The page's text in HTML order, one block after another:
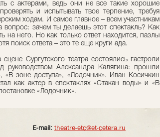
с актерами, ведь они не все такие хорошие
и испытывать твое терпение, требуя
ходам. И самое главное – всем участникам
вопрос: зачем ты делаешь этот спектакль? Как
на него. Но как только ответ находится, пазлы
поиск ответа – это те еще круги ада.
Сургутского театра состоялись гастроли
руководством Александра Калягина: прошли
«В зоне доступа», «Лодочник». Иван Косичкин
как актер в спектаклях «Стакан воды» и «В
«Лодочник».
E-mail: theatre-etc@et-cetera.ru